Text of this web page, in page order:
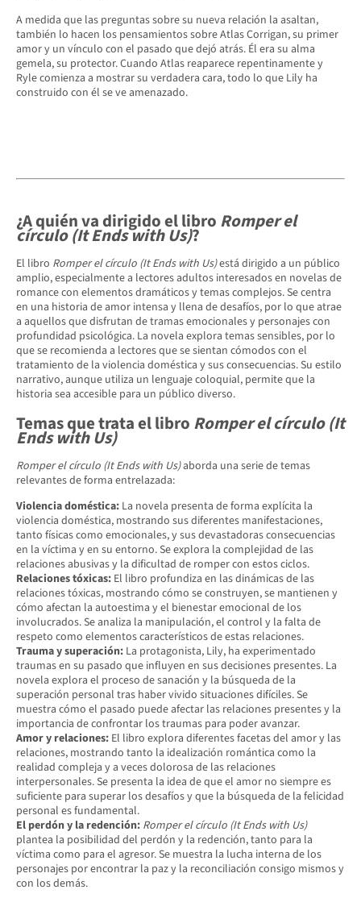
A medida que las preguntas sobre su nueva relación la asaltan,
también lo hacen los pensamientos sobre Atlas Corrigan, su primer
amor y un vínculo con el pasado que dejó atrás. Él era su alma
gemela, su protector. Cuando Atlas reaparece repentinamente y
Ryle comienza a mostrar su verdadera cara, todo lo que Lily ha
construido con él se ve amenazado.
¿A quién va dirigido el libro Romper el
círculo (It Ends with Us)?
El libro Romper el círculo (It Ends with Us)está dirigido a un público
amplio, especialmente a lectores adultos interesados en novelas de
romance con elementos dramáticos y temas complejos. Se centra
en una historia de amor intensa y llena de desafíos, por lo que atrae
a aquellos que disfrutan de tramas emocionales y personajes con
profundidad psicológica. La novela explora temas sensibles, por lo
que se recomienda a lectores que se sientan cómodos con el
tratamiento de la violencia doméstica y sus consecuencias. Su estilo
narrativo, aunque utiliza un lenguaje coloquial, permite que la
historia sea accesible para un público diverso.
Temas que trata el libro Romper el círculo (It
Ends with Us)
Romper el círculo (It Ends with Us)aborda una serie de temas
relevantes de forma entrelazada:
Violencia doméstica: La novela presenta de forma explícita la
violencia doméstica, mostrando sus diferentes manifestaciones,
tanto físicas como emocionales, y sus devastadoras consecuencias
en la víctima y en su entorno. Se explora la complejidad de las
relaciones abusivas y la dificultad de romper con estos ciclos.
Relaciones tóxicas: El libro profundiza en las dinámicas de las
relaciones tóxicas, mostrando cómo se construyen, se mantienen y
cómo afectan la autoestima y el bienestar emocional de los
involucrados. Se analiza la manipulación, el control y la falta de
respeto como elementos característicos de estas relaciones.
Trauma y superación: La protagonista, Lily, ha experimentado
traumas en su pasado que influyen en sus decisiones presentes. La
novela explora el proceso de sanación y la búsqueda de la
superación personal tras haber vivido situaciones difíciles. Se
muestra cómo el pasado puede afectar las relaciones presentes y la
importancia de confrontar los traumas para poder avanzar.
Amor y relaciones: El libro explora diferentes facetas del amor y las
relaciones, mostrando tanto la idealización romántica como la
realidad compleja y a veces dolorosa de las relaciones
interpersonales. Se presenta la idea de que el amor no siempre es
suficiente para superar los desafíos y que la búsqueda de la felicidad
personal es fundamental.
El perdón y la redención: Romper el círculo (It Ends with Us)
plantea la posibilidad del perdón y la redención, tanto para la
víctima como para el agresor. Se muestra la lucha interna de los
personajes por encontrar la paz y la reconciliación consigo mismos y
con los demás.